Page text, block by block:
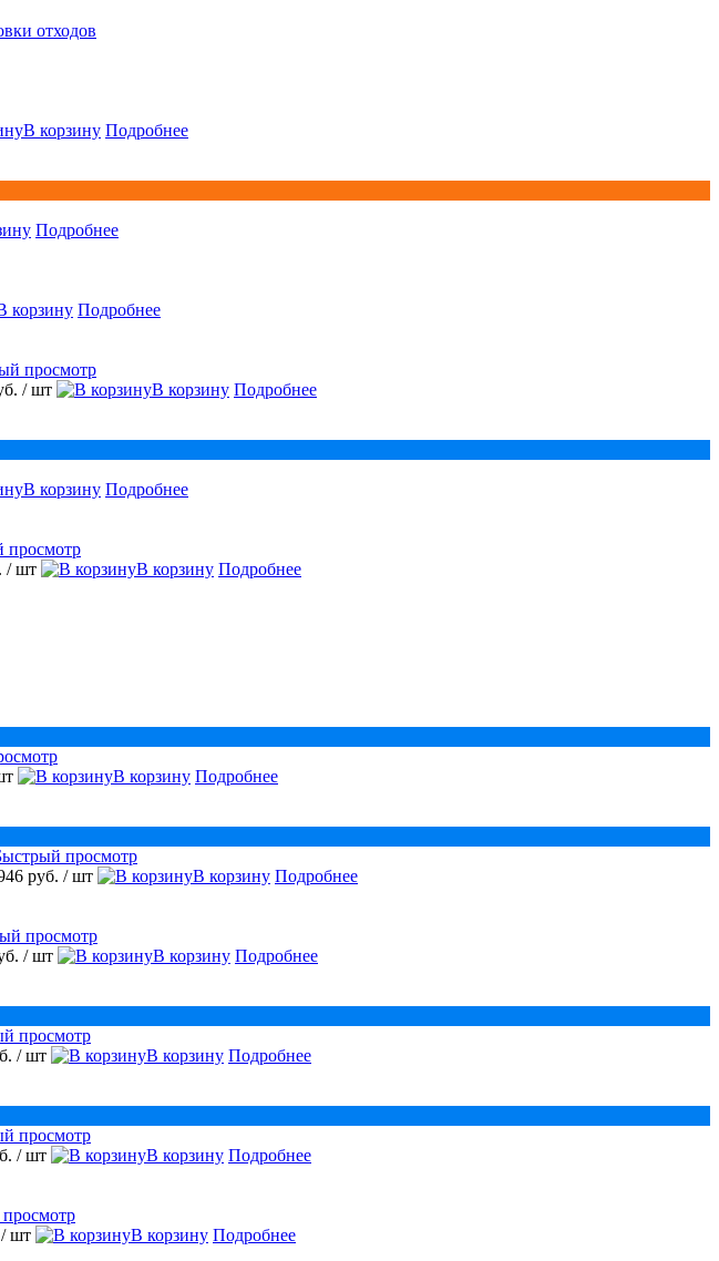
отходов
В корзину Подробнее
Подробнее
корзину Подробнее
просмотр
/ шт В корзину Подробнее
В корзину Подробнее
просмотр
/ шт В корзину Подробнее
В корзину Подробнее
просмотр
руб. / шт В корзину Подробнее
просмотр
/ шт В корзину Подробнее
просмотр
/ шт В корзину Подробнее
просмотр
/ шт В корзину Подробнее
/ шт В корзину Подробнее